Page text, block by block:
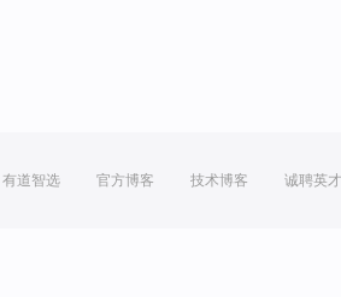
有道智选 官方博客 技术博客 诚聘英才